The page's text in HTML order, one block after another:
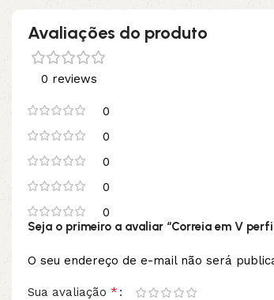
Avaliações do produto
0 reviews
0
0
0
0
0
Seja o primeiro a avaliar “Correia em V
O seu endereço de e-mail não será
Sua avaliação *